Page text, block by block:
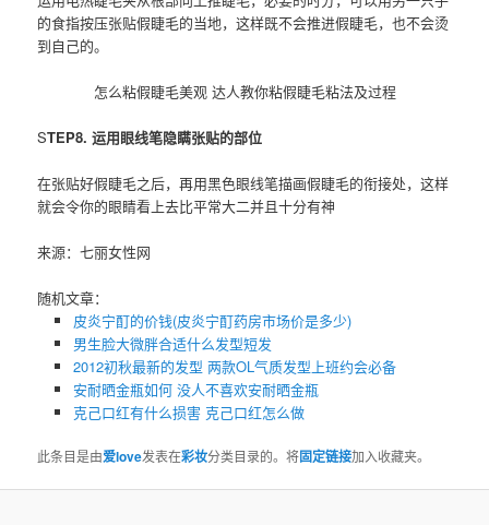
的食指按压张贴假睫毛的当地，这样既不会推进假睫毛，也不会烫
到自己的。
怎么粘假睫毛美观 达人教你粘假睫毛粘法及过程
STEP8. 运用眼线笔隐瞒张贴的部位
在张贴好假睫毛之后，再用黑色眼线笔描画假睫毛的衔接处，这样
就会令你的眼睛看上去比平常大二并且十分有神
来源：七丽女性网
随机文章：
皮炎宁酊的价钱(皮炎宁酊药房市场价是多少)
男生脸大微胖合适什么发型短发
2012初秋最新的发型 两款OL气质发型上班约会必备
安耐晒金瓶如何 没人不喜欢安耐晒金瓶
克己口红有什么损害 ​克己口红怎么做
此条目是由爱love发表在彩妆分类目录的。将固定链接加入收藏夹。